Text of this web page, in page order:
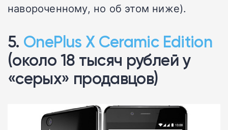
навороченному, но об этом ниже).
5. OnePlus X Ceramic Edition
(около 18 тысяч рублей у
«серых» продавцов)